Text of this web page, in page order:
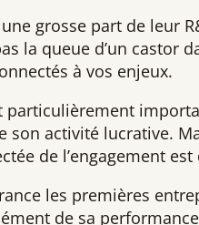
grosse part de leur
la queue d’un castor
à vos enjeux.
particulièrement
activité lucrative.
de l’engagement est
les premières
de sa